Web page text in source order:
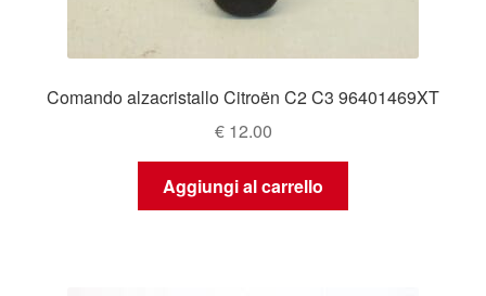
Comando alzacristallo Citroën C2 C3 96401469XT
€12.00
Aggiungi al carrello